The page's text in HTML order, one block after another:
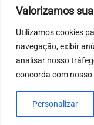
Valorizamos
Utilizamos cookies
navegação, exibir
analisar nosso
concorda com nosso
Personalizar
© Chat2Desk Brasil
Política de
Horário de
às 18:00. Sábados